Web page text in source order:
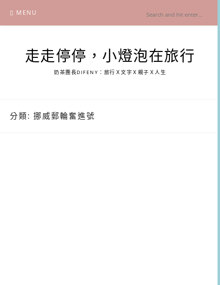
content
MENU
走走停停，小燈泡在旅行
奶茶團長DIFENY：旅行Ｘ文字Ｘ親子Ｘ人生
分類: 挪威郵輪奮進號